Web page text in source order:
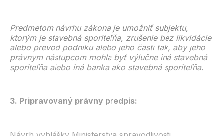
Predmetom návrhu zákona je umožniť subjektu,
ktorým je stavebná sporiteľňa, zrušenie bez likvidácie
alebo prevod podniku alebo jeho časti tak, aby jeho
právnym nástupcom mohla byť výlučne iná stavebná
sporiteľňa alebo iná banka ako stavebná sporiteľňa.
3. Pripravovaný právny predpis: